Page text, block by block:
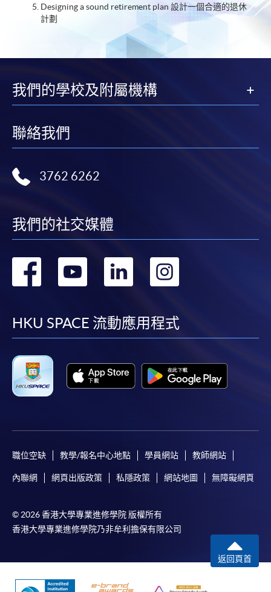
Designing a sound retirement plan 設計一個合適的退休
計劃
我們的學校及附屬機構
聯絡我們
3762 6262
我們的社交媒體
轉
facebook
轉
youtube
轉
linkedin
轉
HKU SPACE 流動應用程式
職位空缺 教學/報名中心地點 學員網站 教師網站
內聯網 網頁出版政策 私隱政策 網站地圖 無障礙網頁
© 2026 香港大學專業進修學院 版權所有
香港大學專業進修學院乃非牟利擔保有限公司
返回頁首